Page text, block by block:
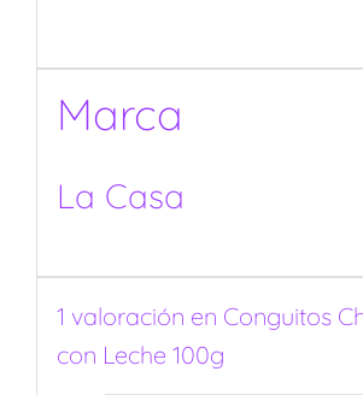
Marca
La Casa
1 valoración en Conguitos
con Leche 100g